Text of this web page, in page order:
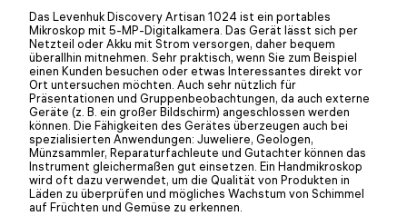
Das Levenhuk Discovery Artisan 1024 ist ein portables
Mikroskop mit 5-MP-Digitalkamera. Das Gerät lässt sich per
Netzteil oder Akku mit Strom versorgen, daher bequem
überallhin mitnehmen. Sehr praktisch, wenn Sie zum Beispiel
einen Kunden besuchen oder etwas Interessantes direkt vor
Ort untersuchen möchten. Auch sehr nützlich für
Präsentationen und Gruppenbeobachtungen, da auch externe
Geräte (z. B. ein großer Bildschirm) angeschlossen werden
können. Die Fähigkeiten des Gerätes überzeugen auch bei
spezialisierten Anwendungen: Juweliere, Geologen,
Münzsammler, Reparaturfachleute und Gutachter können das
Instrument gleichermaßen gut einsetzen. Ein Handmikroskop
wird oft dazu verwendet, um die Qualität von Produkten in
Läden zu überprüfen und mögliches Wachstum von Schimmel
auf Früchten und Gemüse zu erkennen.